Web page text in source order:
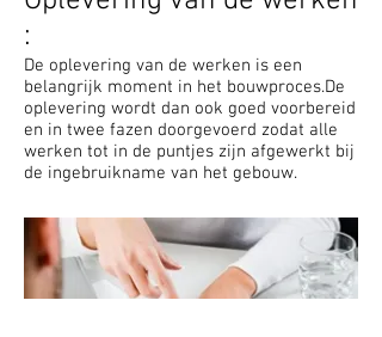
:
De oplevering van de werken is een
belangrijk moment in het bouwproces.De
oplevering wordt dan ook goed voorbereid
en in twee fazen doorgevoerd zodat alle
werken tot in de puntjes zijn afgewerkt bij
de ingebruikname van het gebouw.